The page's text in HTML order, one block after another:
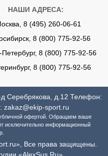
НАШИ АДРЕСА:
8 (495) 260-06-61
8 (800) 775-92-56
Петербург, 8 (800) 775-92-56
8 (800) 775-92-56
Серебрякова, д.12 Телефон:
zakaz@ekip-sport.ru
офертой. Обращаем ваше
исключительно информационный
Все права защищены.
«AlexSus.Ru»